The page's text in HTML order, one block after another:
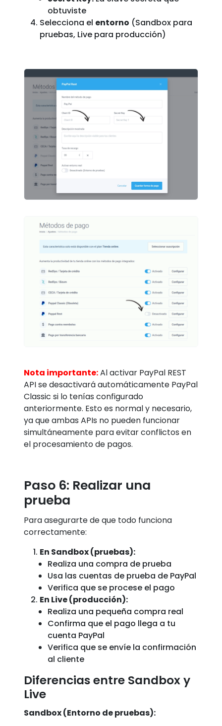
obtuviste
Selecciona el entorno (Sandbox para
pruebas, Live para producción)
Nota importante:Al activar PayPal REST
API se desactivará automáticamente PayPal
Classic si lo tenías configurado
anteriormente. Esto es normal y necesario,
ya que ambas APIs no pueden funcionar
simultáneamente para evitar conflictos en
el procesamiento de pagos.
Paso 6: Realizar una
prueba
Para asegurarte de que todo funciona
correctamente:
En Sandbox (pruebas):
Realiza una compra de prueba
Usa las cuentas de prueba de PayPal
Verifica que se procese el pago
En Live (producción):
Realiza una pequeña compra real
Confirma que el pago llega a tu
cuenta PayPal
Verifica que se envíe la confirmación
al cliente
Diferencias entre Sandbox y
Live
Sandbox (Entorno de pruebas):